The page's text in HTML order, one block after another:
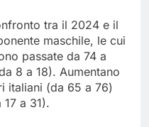
tra il 2024 e il
maschile, le cui
passate da 74 a
8 a 18). Aumentano
italiani (da 65 a 76)
a 31).